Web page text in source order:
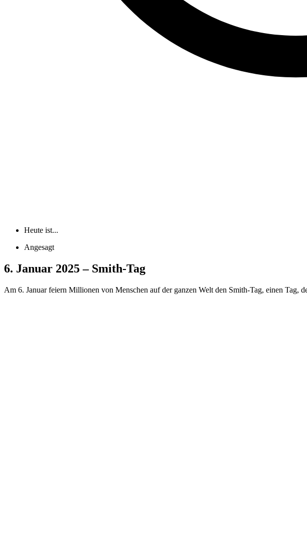
Heute ist...
Angesagt
6. Januar 2025 – Smith-Tag
Am 6. Januar feiern Millionen von Menschen auf der ganzen Welt den Smith-Tag, einen Tag,